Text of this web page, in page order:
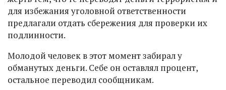
для избежания уголовной ответственности
предлагали отдать сбережения для проверки их
подлинности.
Молодой человек в этот момент забирал у
обманутых деньги. Себе он оставлял процент,
остальное переводил сообщникам.